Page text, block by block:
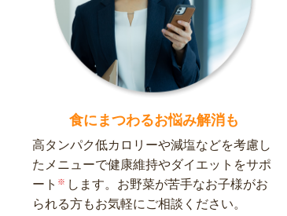
食にまつわるお悩み解消も
高タンパク低カロリーや減塩などを考慮し
たメニューで健康維持やダイエットをサポ
ート ※ します。お野菜が苦手なお子様がお
られる方もお気軽にご相談ください。